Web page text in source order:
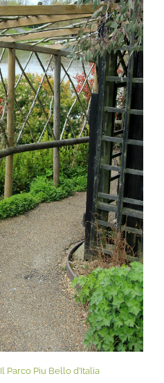
Il Parco Piu Bello d’Italia